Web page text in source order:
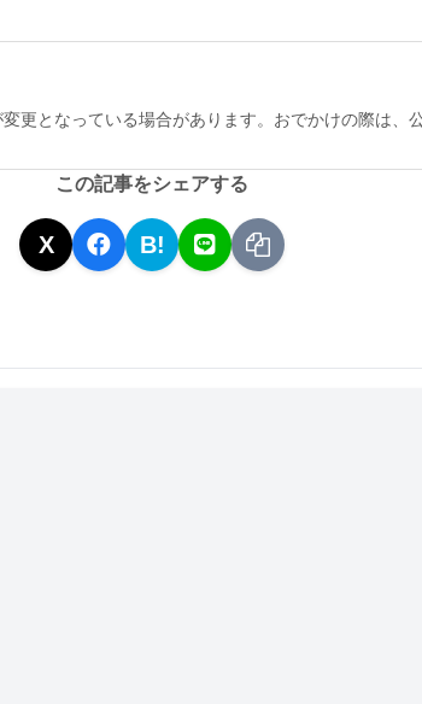
更となっている場合があります。おでかけの際は、
この記事をシェアする
X B!